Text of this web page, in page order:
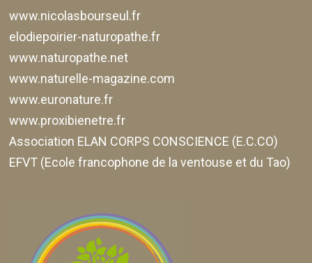
www.nicolasbourseul.fr
elodiepoirier-naturopathe.fr
www.naturopathe.net
www.naturelle-magazine.com
www.euronature.fr
www.proxibienetre.fr
Association ELAN CORPS CONSCIENCE (E.C.CO)
EFVT (Ecole francophone de la ventouse et du Tao)